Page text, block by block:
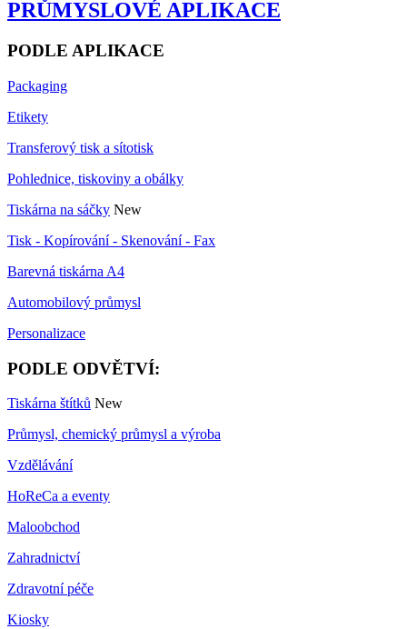
PRŮMYSLOVÉ APLIKACE
PODLE APLIKACE
Packaging
Etikety
Transferový tisk a sítotisk
Pohlednice, tiskoviny a obálky
Tiskárna na sáčky New
Tisk - Kopírování - Skenování - Fax
Barevná tiskárna A4
Automobilový průmysl
Personalizace
PODLE ODVĚTVÍ:
Tiskárna štítků New
Průmysl, chemický průmysl a výroba
Vzdělávání
HoReCa a eventy
Maloobchod
Zahradnictví
Zdravotní péče
Kiosky